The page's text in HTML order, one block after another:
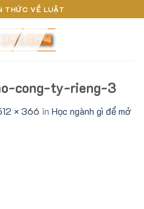
THỨC VỀ LUẬT
cong-ty-rieng-3
× 366 in Học ngành gì để mở